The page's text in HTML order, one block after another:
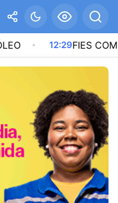
12:29 FIES COMEÇA A